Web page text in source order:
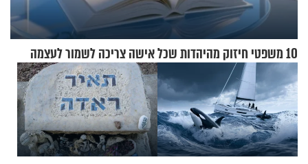
10 משפטי חיזוק מהיהדות שכל אישה צריכה לשמור לעצמה